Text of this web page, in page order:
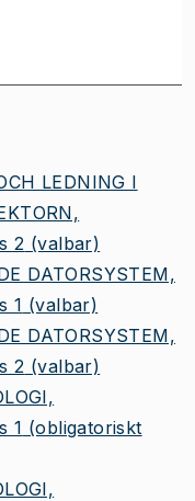
LEDNING I
2 (valbar)
DATORSYSTEM,
1 (valbar)
DATORSYSTEM,
2 (valbar)
1 (obligatoriskt